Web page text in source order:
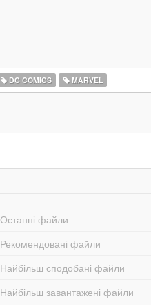
DC COMICS MARVEL
Останні файли
Рекомендовані файли
Найбільш сподобані файли
Найбільш завантажені файли